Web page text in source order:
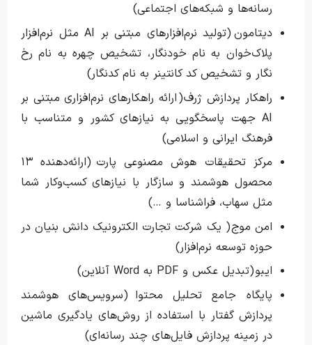
رسانه‌ها و شبکه‌های اجتماعی)
دیتامون (تولید نرم‌افزارهای مبتنی بر AI مثل نرم‌افزار
پلاک‌خوان به نام خودنگار، تشخیص چهره به نام رخ
نگار و تشخیص کد کانتینر به نام کدنگار)
راهکار پردازش ژرف ( ارائه راهکارهای نرم‌افزاری مبتنی بر
AI جهت پاسخگویی به نیازهای کشور و متناسب با
فرهنگ ایرانی و اسلامی)
مرکز تحقیقات هوش مصنوعی پارت (ارائه‌دهنده ۱۳
محصول هوشمند و سازگار با نیازهای کسب‌و‌کار شما
مثل سهاب، فراشناسا و …)
امن موج ( یک شرکت تجارت الکترونیک دانش بنیان در
حوزه توسعه نرم‌افزار)
ایبو (تبدیل عکس و PDF به Word آنلاین)
پایگاه جامع تحلیل محتوا (سرویس‌های هوشمند
پردازش گفتار با استفاده از روش‌های یادگیری ماشین
در زمینه پردازش فایل‌های چند رسانه‌ای)